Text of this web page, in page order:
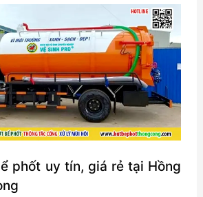
phốt uy tín, giá rẻ tại Hồng